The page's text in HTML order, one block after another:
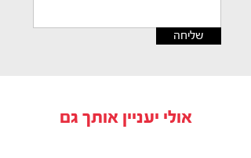
שליחה
אולי יעניין אותך גם